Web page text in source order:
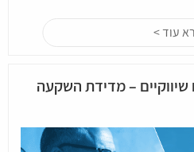
עוד >
שיווקיים – מדידת השקעה